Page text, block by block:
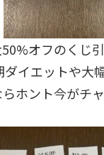
オフのくじ
イエットや
ホント今がチ